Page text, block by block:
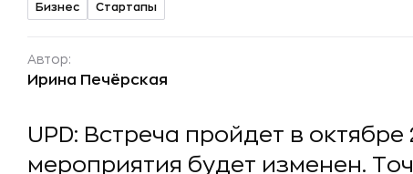
Бизнес Стартапы
Автор:
Ирина Печёрская
UPD: Встреча пройдет в
мероприятия будет изменен.